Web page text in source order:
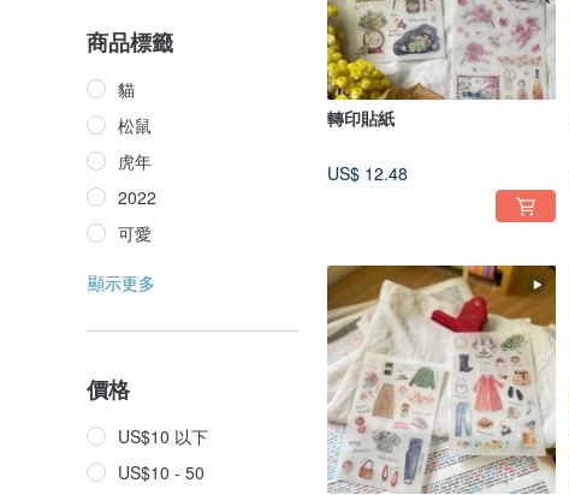
商品標籤
貓
松鼠
虎年
2022
可愛
顯示更多
價格
US$10 以下
US$10 - 50
轉印貼紙
US$ 12.48